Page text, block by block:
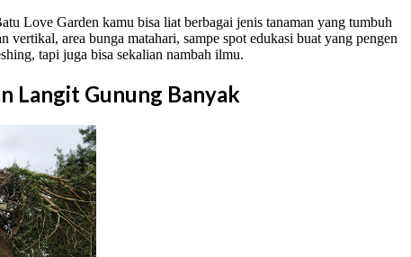
Love Garden kamu bisa liat berbagai jenis tanaman yang tumbuh
vertikal, area bunga matahari, sampe spot edukasi buat yang pengen
tapi juga bisa sekalian nambah ilmu.
Langit Gunung Banyak